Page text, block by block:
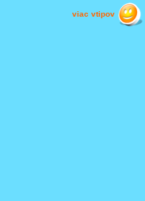
viac vtipov